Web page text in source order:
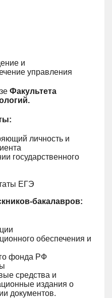
и
управления
Факультета
личность и
государственного
ЕГЭ
бакалавров:
обеспечения и
фонда РФ
средства и
издания о
документов.